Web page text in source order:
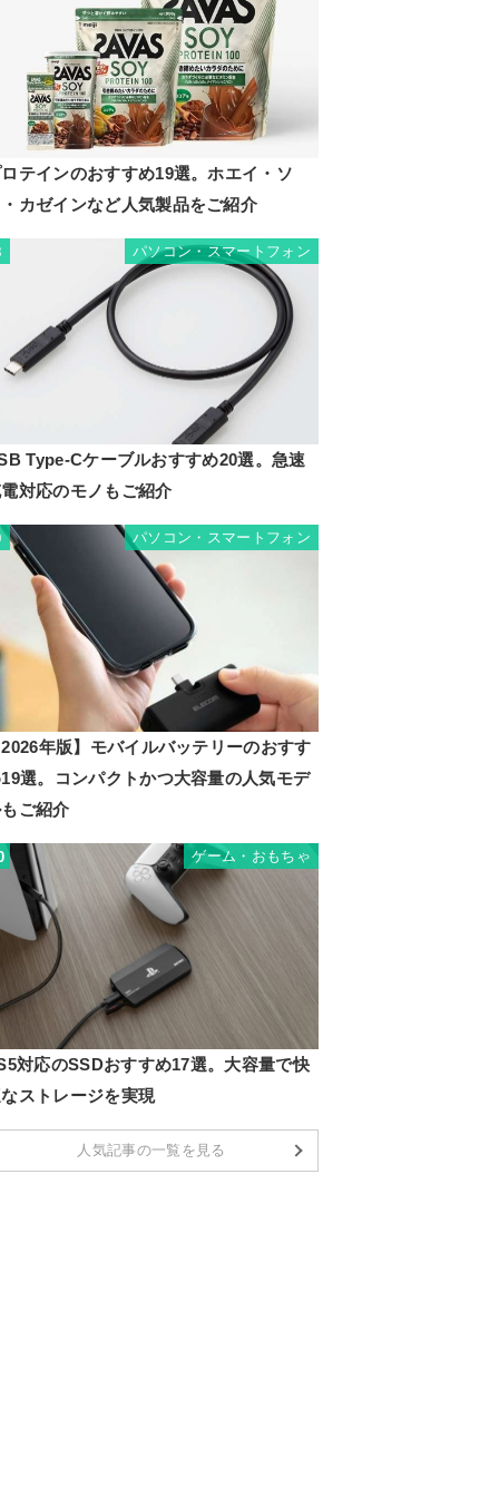
テインのおすすめ19選。ホエイ・ソ
カゼインなど人気製品をご紹介
パソコン・スマートフォン
Type-Cケーブルおすすめ20選。急速
対応のモノもご紹介
パソコン・スマートフォン
年版】モバイルバッテリーのおすす
選。コンパクトかつ大容量の人気モデ
ご紹介
ゲーム・おもちゃ
対応のSSDおすすめ17選。大容量で快
ストレージを実現
人気記事の一覧を見る